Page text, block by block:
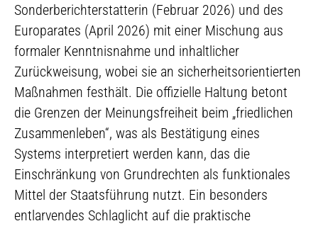
Sonderberichterstatterin (Februar 2026) und des
Europarates (April 2026) mit einer Mischung aus
formaler Kenntnisnahme und inhaltlicher
Zurückweisung, wobei sie an sicherheitsorientierten
Maßnahmen festhält. Die offizielle Haltung betont
die Grenzen der Meinungsfreiheit beim „friedlichen
Zusammenleben“, was als Bestätigung eines
Systems interpretiert werden kann, das die
Einschränkung von Grundrechten als funktionales
Mittel der Staatsführung nutzt. Ein besonders
entlarvendes Schlaglicht auf die praktische